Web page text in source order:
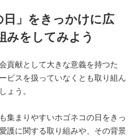
日」をきっかけに広
みをしてみよう
貢献として大きな意義を持つた
ビスを扱っていなくとも取り組ん
ょう。
集まりやすいホゴネコの日をきっ
護に関する取り組みや、その背景